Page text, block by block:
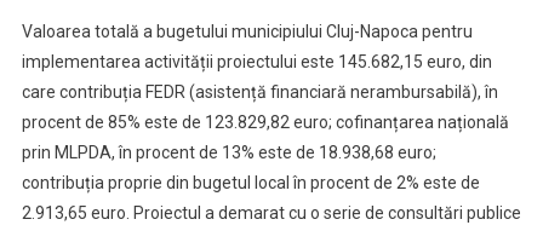
Valoarea totală a bugetului municipiului Cluj-Napoca pentru
implementarea activității proiectului este 145.682,15 euro, din
care contribuția FEDR (asistență financiară nerambursabilă), în
procent de 85% este de 123.829,82 euro; cofinanțarea națională
prin MLPDA, în procent de 13% este de 18.938,68 euro;
contribuția proprie din bugetul local în procent de 2% este de
2.913,65 euro. Proiectul a demarat cu o serie de consultări publice